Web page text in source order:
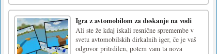
Igra z avtomobilom za deskanje na vodi
Ali ste že kdaj iskali resnične spremembe v
svetu avtomobilskih dirkalnih iger, če je vaš
odgovor pritrdilen, potem vam ta nova